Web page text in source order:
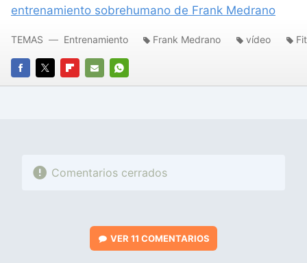
entrenamiento sobrehumano de Frank Medrano
FACEBOOK
TWITTERFLIPBOARD
E-
WHATSAPP
TEMAS Entrenamiento Frank Medrano vídeo
Comentarios cerrados
VER11 COMENTARIOS